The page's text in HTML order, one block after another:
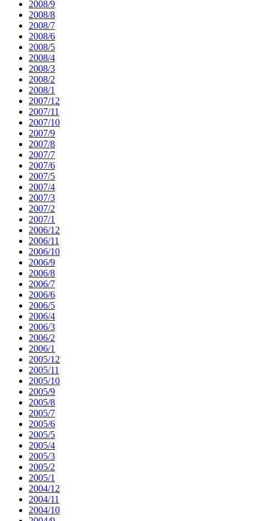
2008/9
2008/8
2008/7
2008/6
2008/5
2008/4
2008/3
2008/2
2008/1
2007/12
2007/11
2007/10
2007/9
2007/8
2007/7
2007/6
2007/5
2007/4
2007/3
2007/2
2007/1
2006/12
2006/11
2006/10
2006/9
2006/8
2006/7
2006/6
2006/5
2006/4
2006/3
2006/2
2006/1
2005/12
2005/11
2005/10
2005/9
2005/8
2005/7
2005/6
2005/5
2005/4
2005/3
2005/2
2005/1
2004/12
2004/11
2004/10